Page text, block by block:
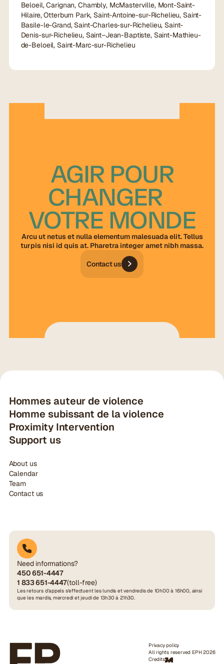
Beloeil, Carignan, Chambly, McMasterville, Mont-Saint-
Hilaire, Otterburn Park, Saint-Antoine-sur-Richelieu, Saint-
Basile-le-Grand, Saint-Charles-sur-Richelieu, Saint-
Denis-sur-Richelieu, Saint–Jean-Baptiste, Saint-Mathieu-
de-Beloeil, Saint-Marc-sur-Richelieu
AGIR POUR
CHANGER
VOTRE MONDE
Arcu ut netus et nulla elementum malesuada elit. Tellus
turpis nisi id quis at. Pharetra integer amet nibh massa.
Contact us
Hommes auteur de violence
Homme subissant de la violence
Proximity Intervention
Support us
About us
Calendar
Team
Contact us
Need informations?
450 651-4447
1 833 651-4447(toll-free)
Les retours d'appels s'effectuent les lundis et vendredis de 10h00 à 16h00, ainsi
que les mardis, mercredi et jeudi de 13h30 à 21h30.
Privacy policy
All rights reserved EPH 2026
Credits